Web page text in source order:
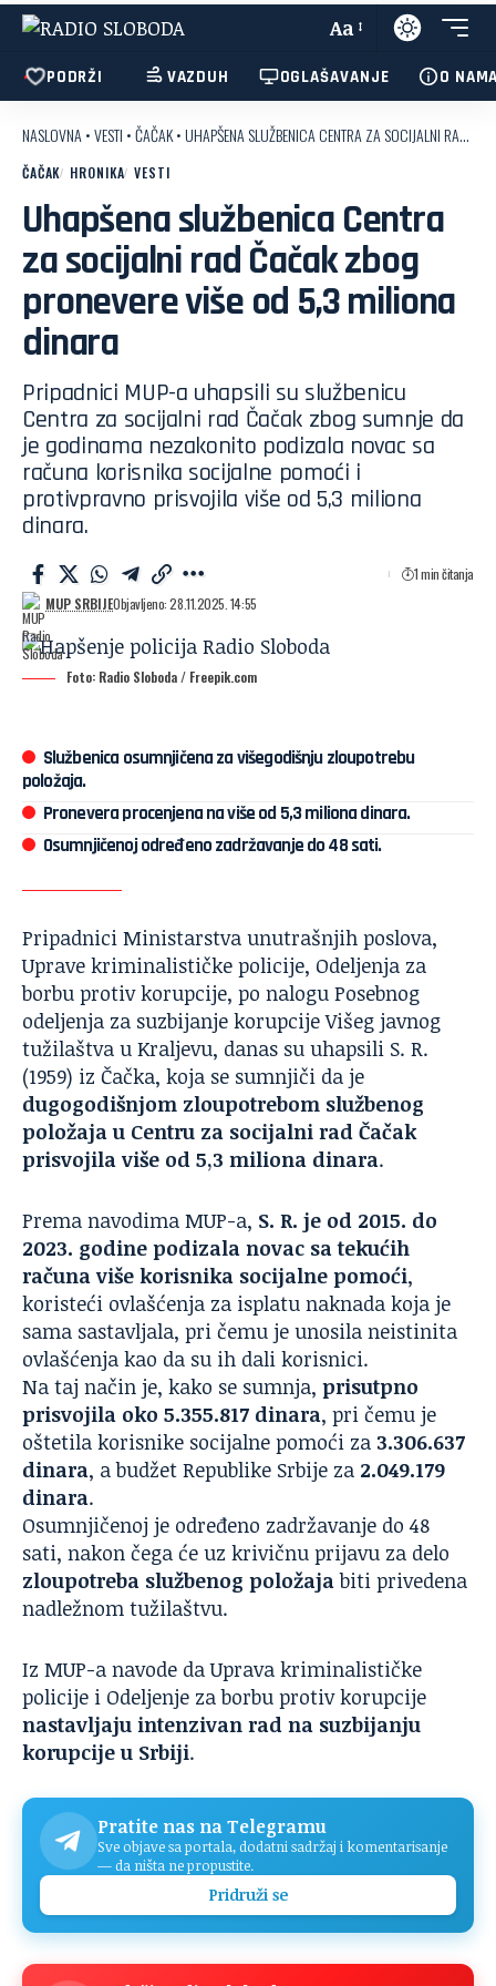
Aa
PODRŽI VAZDUH OGLAŠAVANJE O
NASLOVNA •VESTI •ČAČAK•UHAPŠENA SLUŽBENICA CENTRA ZA SOCIJALNI RAD ČAČAK ZBOG PRONEVERE VIŠE OD 5,3 MILIONA DINARA
ČAČAK HRONIKA VESTI
Uhapšena službenica Centra
za socijalni rad Čačak zbog
pronevere više od 5,3 miliona
dinara
Pripadnici MUP-a uhapsili su službenicu
Centra za socijalni rad Čačak zbog sumnje da
je godinama nezakonito podizala novac sa
računa korisnika socijalne pomoći i
protivpravno prisvojila više od 5,3 miliona
dinara.
MUP SRBIJEObjavljeno: 28.11.2025. 14:55
1 min čitanja
Foto: Radio Sloboda / Freepik.com
Službenica osumnjičena za višegodišnju zloupotrebu
položaja.
Pronevera procenjena na više od 5,3 miliona dinara.
Osumnjičenoj određeno zadržavanje do 48 sati.
Pripadnici Ministarstva unutrašnjih poslova,
Uprave kriminalističke policije, Odeljenja za
borbu protiv korupcije, po nalogu Posebnog
odeljenja za suzbijanje korupcije Višeg javnog
tužilaštva u Kraljevu, danas su uhapsili S. R.
(1959) iz Čačka, koja se sumnjiči da je
dugogodišnjom zloupotrebom službenog
položaja u Centru za socijalni rad Čačak
prisvojila više od 5,3 miliona dinara.
Prema navodima MUP-a, S. R. je od 2015. do
2023. godine podizala novac sa tekućih
računa više korisnika socijalne pomoći,
koristeći ovlašćenja za isplatu naknada koja je
sama sastavljala, pri čemu je unosila neistinita
ovlašćenja kao da su ih dali korisnici.
Na taj način je, kako se sumnja, prisutpno
prisvojila oko 5.355.817 dinara, pri čemu je
oštetila korisnike socijalne pomoći za 3.306.637
dinara, a budžet Republike Srbije za 2.049.179
dinara.
Osumnjičenoj je određeno zadržavanje do 48
sati, nakon čega će uz krivičnu prijavu za delo
zloupotreba službenog položajabiti privedena
nadležnom tužilaštvu.
Iz MUP-a navode da Uprava kriminalističke
policije i Odeljenje za borbu protiv korupcije
nastavljaju intenzivan rad na suzbijanju
korupcije u Srbiji.
Pratite nas na Telegramu
Sve objave sa portala, dodatni sadržaj i komentarisanje
— da ništa ne propustite.
Pridruži se